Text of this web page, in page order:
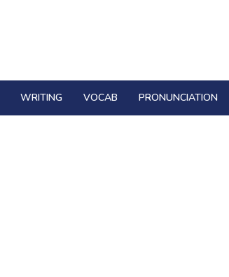
WRITING VOCAB PRONUNCIATION